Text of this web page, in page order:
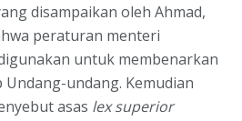
disampaikan oleh Ahmad,
peraturan menteri
untuk membenarkan
undang. Kemudian
asas lex superior